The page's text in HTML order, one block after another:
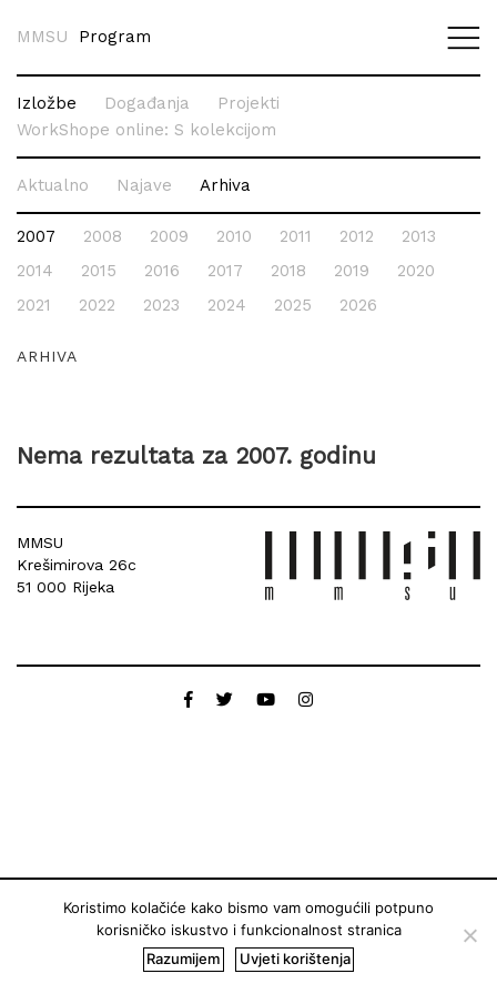
MMSU Program
Izložbe Događanja
Projekti
WorkShope online: S kolekcijom
Aktualno Najave Arhiva
2007 2008 2009 2010 2011 2012
2013
2014
2015 2016 2017 2018 2019
2020
2021
2022 2023 2024 2025 2026
ARHIVA
Nema rezultata za 2007. godinu
MMSU
Krešimirova 26c
51 000 Rijeka
Koristimo kolačiće kako bismo vam omogućili potpuno
korisničko iskustvo i funkcionalnost stranica
Razumijem
Uvjeti korištenja